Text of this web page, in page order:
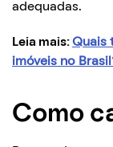
adequadas.
Leia mais: Quais
imóveis no
Como